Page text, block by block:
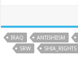
ANTISHIISM
IRAQ
SHIA_RIGHTS
SRW